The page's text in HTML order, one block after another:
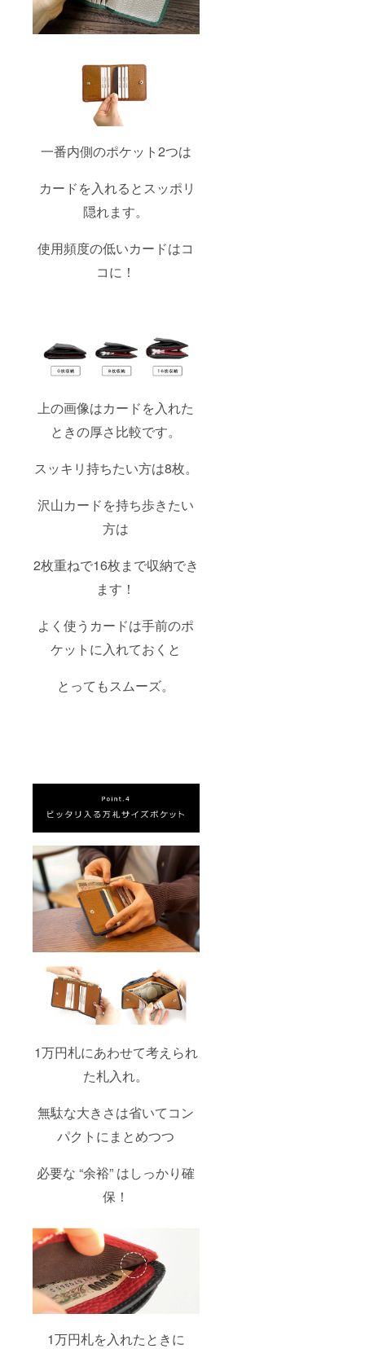
一番内側のポケット2つは
カードを入れるとスッポリ
隠れます。
使用頻度の低いカードはコ
コに！
上の画像はカードを入れた
ときの厚さ比較です。
スッキリ持ちたい方は8枚。
沢山カードを持ち歩きたい
方は
2枚重ねで16枚まで収納でき
ます！
よく使うカードは手前のポ
ケットに入れておくと
とってもスムーズ。
1万円札にあわせて考えられ
た札入れ。
無駄な大きさは省いてコン
パクトにまとめつつ
必要な “余裕” はしっかり確
保！
1万円札を入れたときに